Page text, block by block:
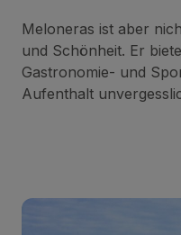
Meloneras ist aber
und Schönheit. Er
Gastronomie- und
Aufenthalt